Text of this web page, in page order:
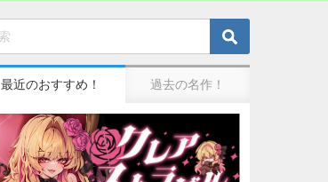
最近のおすすめ！ 過去の名作！